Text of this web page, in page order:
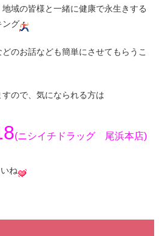
域の皆様と一緒に健康で永生きする
ング
のお話なども簡単にさせてもらうこ
ので、気になられる方は
(ニシイチドラッグ 尾浜本店)
ね